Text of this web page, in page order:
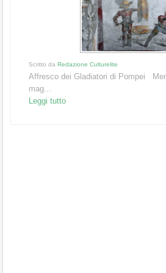
Scritto da Redazione Culturelite
Affresco dei Gladiatori di Pompei
mag...
Leggi tutto